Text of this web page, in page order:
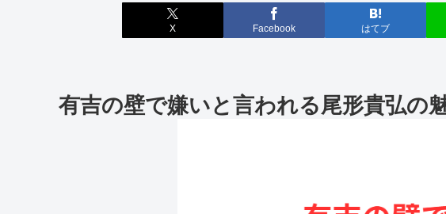
X Facebook はてブ
有吉の壁で嫌いと言われる尾形貴弘の